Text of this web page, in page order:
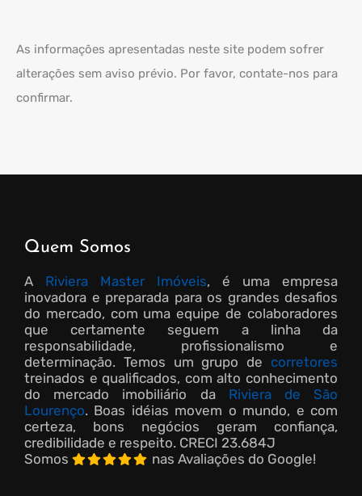
As informações apresentadas neste site podem sofrer
alterações sem aviso prévio. Por favor, contate-nos para
confirmar.
Quem Somos
A Riviera Master Imóveis, é uma empresa
inovadora e preparada para os grandes desafios
do mercado, com uma equipe de colaboradores
que certamente seguem a linha da
responsabilidade, profissionalismo e
determinação. Temos um grupo de corretores
treinados e qualificados, com alto conhecimento
do mercado imobiliário da Riviera de São
Lourenço. Boas idéias movem o mundo, e com
certeza, bons negócios geram confiança,
credibilidade e respeito. CRECI 23.684J
Somos
nas Avaliações do Google!